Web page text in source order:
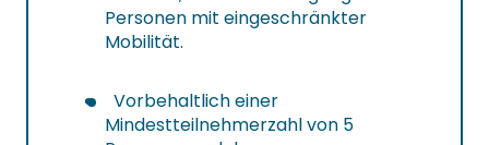
Personen mit eingeschränkter
Mobilität.
Vorbehaltlich einer
Mindestteilnehmerzahl von 5